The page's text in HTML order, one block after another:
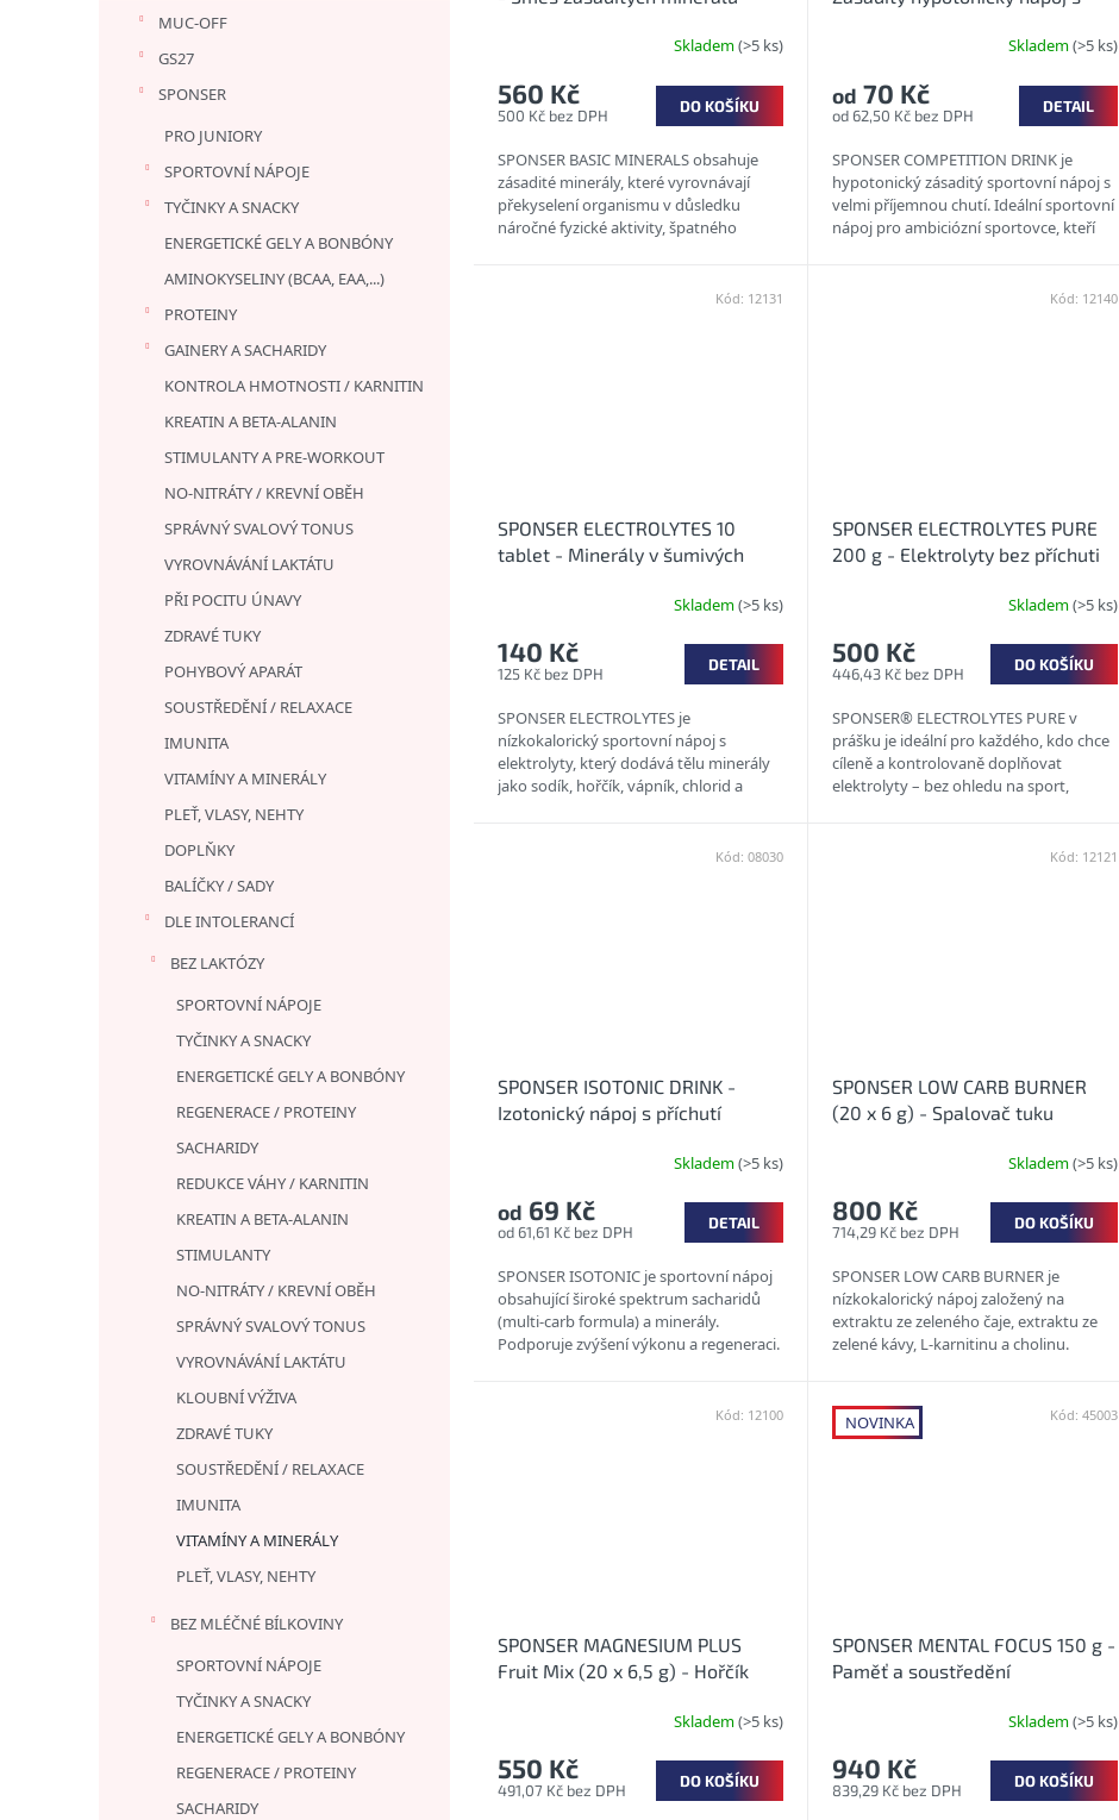
MUC-OFF
GS27
SPONSER
PRO JUNIORY
SPORTOVNÍ NÁPOJE
TYČINKY A SNACKY
ENERGETICKÉ GELY A BONBÓNY
AMINOKYSELINY (BCAA, EAA,...)
PROTEINY
GAINERY A SACHARIDY
KONTROLA HMOTNOSTI / KARNITIN
KREATIN A BETA-ALANIN
STIMULANTY A PRE-WORKOUT
NO-NITRÁTY / KREVNÍ OBĚH
SPRÁVNÝ SVALOVÝ TONUS
VYROVNÁVÁNÍ LAKTÁTU
PŘI POCITU ÚNAVY
ZDRAVÉ TUKY
POHYBOVÝ APARÁT
SOUSTŘEDĚNÍ / RELAXACE
IMUNITA
VITAMÍNY A MINERÁLY
PLEŤ, VLASY, NEHTY
DOPLŇKY
BALÍČKY / SADY
DLE INTOLERANCÍ
BEZ LAKTÓZY
SPORTOVNÍ NÁPOJE
TYČINKY A SNACKY
ENERGETICKÉ GELY A BONBÓNY
REGENERACE / PROTEINY
SACHARIDY
REDUKCE VÁHY / KARNITIN
KREATIN A BETA-ALANIN
STIMULANTY
NO-NITRÁTY / KREVNÍ OBĚH
SPRÁVNÝ SVALOVÝ TONUS
VYROVNÁVÁNÍ LAKTÁTU
KLOUBNÍ VÝŽIVA
ZDRAVÉ TUKY
SOUSTŘEDĚNÍ / RELAXACE
IMUNITA
VITAMÍNY A MINERÁLY
PLEŤ, VLASY, NEHTY
BEZ MLÉČNÉ BÍLKOVINY
SPORTOVNÍ NÁPOJE
TYČINKY A SNACKY
ENERGETICKÉ GELY A BONBÓNY
REGENERACE / PROTEINY
SACHARIDY
Skladem(>5 ks)
500 Kč bez DPH
560 Kč DO KOŠÍKU
SPONSER BASIC MINERALS obsahuje
zásadité minerály, které vyrovnávají
překyselení organismu v důsledku
náročné fyzické aktivity, špatného
Skladem(>5 ks)
od 62,50 Kč bez DPH
od 70 Kč DETAIL
SPONSER COMPETITION DRINK je
hypotonický zásaditý sportovní nápoj s
velmi příjemnou chutí. Ideální sportovní
nápoj pro ambiciózní sportovce, kteří
SPONSER ELECTROLYTES 10
tablet - Minerály v šumivých
Skladem(>5 ks)
125 Kč bez DPH
140 Kč DETAIL
SPONSER ELECTROLYTES je
nízkokalorický sportovní nápoj s
elektrolyty, který dodává tělu minerály
jako sodík, hořčík, vápník, chlorid a
Kód: 12131
SPONSER ELECTROLYTES PURE
200 g - Elektrolyty bez příchuti
Skladem(>5 ks)
446,43 Kč bez DPH
500 Kč DO KOŠÍKU
SPONSER® ELECTROLYTES PURE v
prášku je ideální pro každého, kdo chce
cíleně a kontrolovaně doplňovat
elektrolyty – bez ohledu na sport,
Kód: 12140
SPONSER ISOTONIC DRINK -
Izotonický nápoj s příchutí
Skladem(>5 ks)
od 61,61 Kč bez DPH
od 69 Kč DETAIL
SPONSER ISOTONIC je sportovní nápoj
obsahující široké spektrum sacharidů
(multi-carb formula) a minerály.
Podporuje zvýšení výkonu a regeneraci.
Kód: 08030
SPONSER LOW CARB BURNER
(20 x 6 g) - Spalovač tuku
Skladem(>5 ks)
714,29 Kč bez DPH
800 Kč DO KOŠÍKU
SPONSER LOW CARB BURNER je
nízkokalorický nápoj založený na
extraktu ze zeleného čaje, extraktu ze
zelené kávy, L-karnitinu a cholinu.
Kód: 12121
SPONSER MAGNESIUM PLUS
Fruit Mix (20 x 6,5 g) - Hořčík
Skladem(>5 ks)
491,07 Kč bez DPH
550 Kč DO KOŠÍKU
Kód: 12100 NOVINKA
SPONSER MENTAL FOCUS 150 g -
Paměť a soustředění
Skladem(>5 ks)
839,29 Kč bez DPH
940 Kč DO KOŠÍKU
Kód: 45003